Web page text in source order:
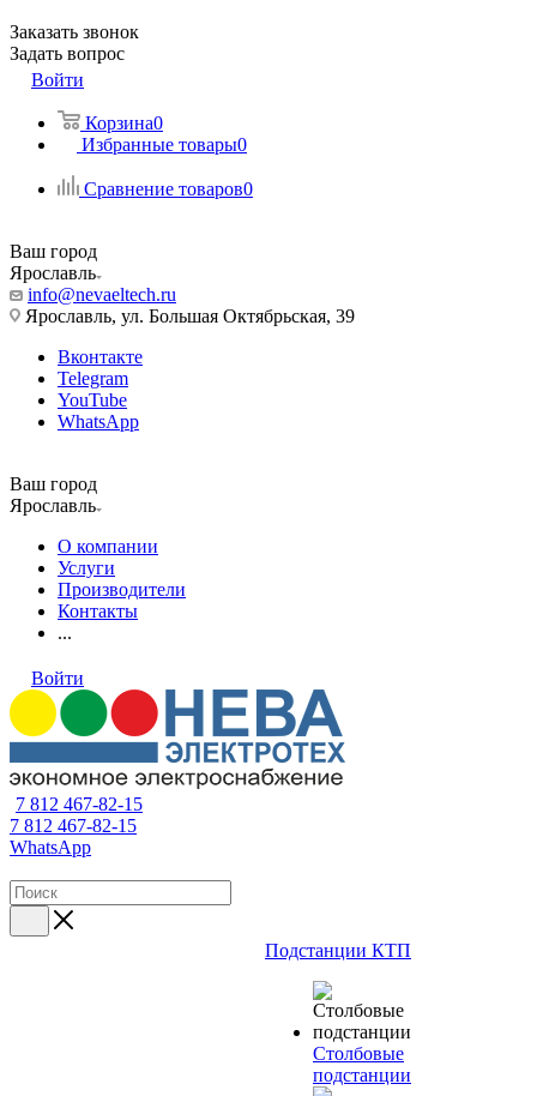
Заказать звонок
Задать вопрос
Войти
Корзина0
Избранные товары0
Сравнение товаров0
Ваш город
Ярославль
info@nevaeltech.ru
Ярославль, ул. Большая Октябрьская, 39
Вконтакте
Telegram
YouTube
WhatsApp
Ваш город
Ярославль
О компании
Услуги
Производители
Контакты
...
Войти
7 812 467-82-15
7 812 467-82-15
WhatsApp
Подстанции КТП
Столбовые
подстанции